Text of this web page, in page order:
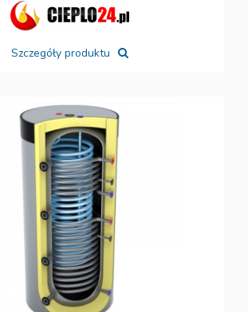
Szczegóły produktu